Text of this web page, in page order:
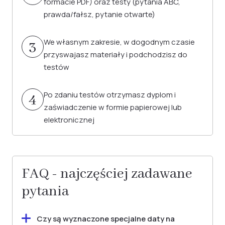
prawda/fałsz, pytanie otwarte)
3
We własnym zakresie, w dogodnym czasie
przyswajasz materiały i podchodzisz do
testów
4
Po zdaniu testów otrzymasz dyplom i
zaświadczenie w formie papierowej lub
elektronicznej
FAQ - najczęściej zadawane
pytania
Czy są wyznaczone specjalne daty na